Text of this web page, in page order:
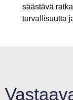
säästävä
turvallisuutta